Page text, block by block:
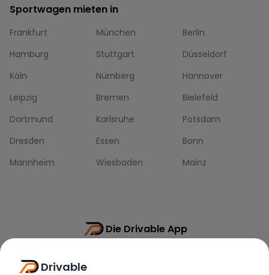
Sportwagen mieten in
Frankfurt München
Berlin
Hamburg
Stuttgart
Düsseldorf
Köln
Nürnberg
Hannover
Leipzig
Bremen
Bielefeld
Dortmund
Karlsruhe
Potsdam
Dresden
Essen
Bonn
Mannheim
Wiesbaden Mainz
Die Drivable App
Drivable